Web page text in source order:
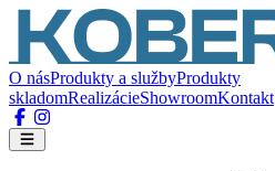
O násProdukty a službyProdukty
skladomRealizácieShowroomKontakt